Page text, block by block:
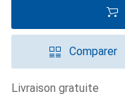
Comparer
livraison gratuite